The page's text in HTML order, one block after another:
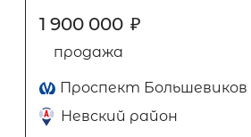
1 900 000 ₽
продажа
Проспект Большевиков
Невский район